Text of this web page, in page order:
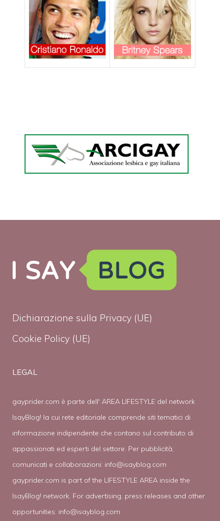
Dichiarazione sulla Privacy (UE)
Cookie Policy (UE)
LEGAL
gayprider.com è parte dell' AREA LIFESTYLE del network
IsayBlog! la cui rete editoriale comprende siti tematici di
informazione indipendente che contano sul contributo di
appassionati ed esperti del settore. Per pubblicità,
comunicati e collaborazioni: info@isayblog.com
gayprider.com is part of the LIFESTYLE AREA inside the
IsayBlog! network. For advertising, press releases and other
opportunities: info@isayblog.com